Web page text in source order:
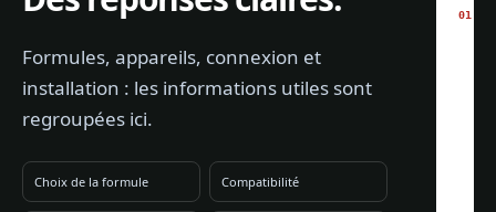
Formules, appareils, connexion et
installation : les informations utiles sont
regroupées ici.
Choix de la formule Compatibilité
01